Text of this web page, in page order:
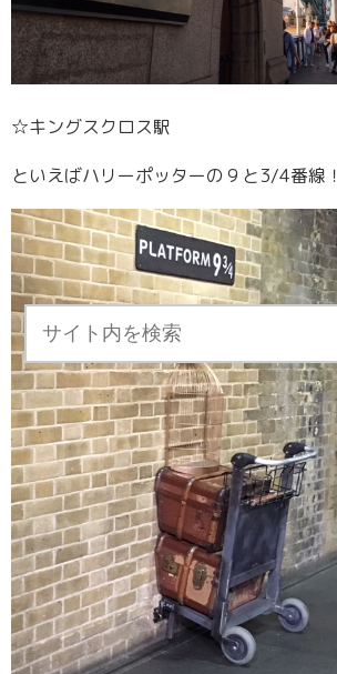
☆キングスクロス駅
といえばハリーポッターの９と3/4番線！